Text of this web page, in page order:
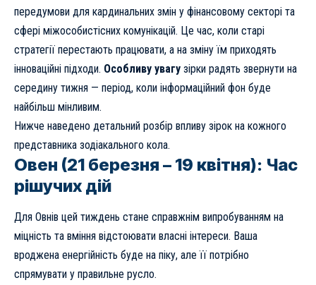
передумови для кардинальних змін у фінансовому секторі та
сфері міжособистісних комунікацій. Це час, коли старі
стратегії перестають працювати, а на зміну їм приходять
інноваційні підходи. Особливу увагу зірки радять звернути на
середину тижня — період, коли інформаційний фон буде
найбільш мінливим.
Нижче наведено детальний розбір впливу зірок на кожного
представника зодіакального кола.
Овен (21 березня – 19 квітня): Час
рішучих дій
Для Овнів цей тиждень стане справжнім випробуванням на
міцність та вміння відстоювати власні інтереси. Ваша
вроджена енергійність буде на піку, але її потрібно
спрямувати у правильне русло.